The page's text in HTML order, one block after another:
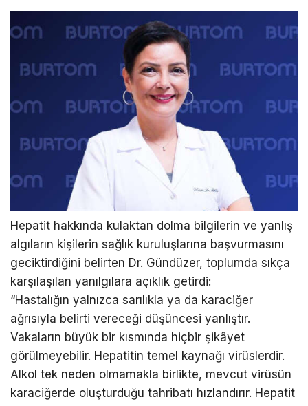
Hepatit hakkında kulaktan dolma bilgilerin ve yanlış
algıların kişilerin sağlık kuruluşlarına başvurmasını
geciktirdiğini belirten Dr. Gündüzer, toplumda sıkça
karşılaşılan yanılgılara açıklık getirdi:
“Hastalığın yalnızca sarılıkla ya da karaciğer
ağrısıyla belirti vereceği düşüncesi yanlıştır.
Vakaların büyük bir kısmında hiçbir şikâyet
görülmeyebilir. Hepatitin temel kaynağı virüslerdir.
Alkol tek neden olmamakla birlikte, mevcut virüsün
karaciğerde oluşturduğu tahribatı hızlandırır. Hepatit